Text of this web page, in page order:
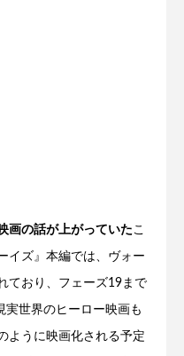
画の話が上がっていたこ
イズ』本編では、ヴォー
ており、フェーズ19まで
実世界のヒーロー映画も
ように映画化される予定